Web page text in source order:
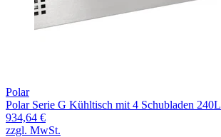
Polar
Polar Serie G Kühltisch mit 4 Schubladen 240L
934,64 €
zzgl. MwSt.